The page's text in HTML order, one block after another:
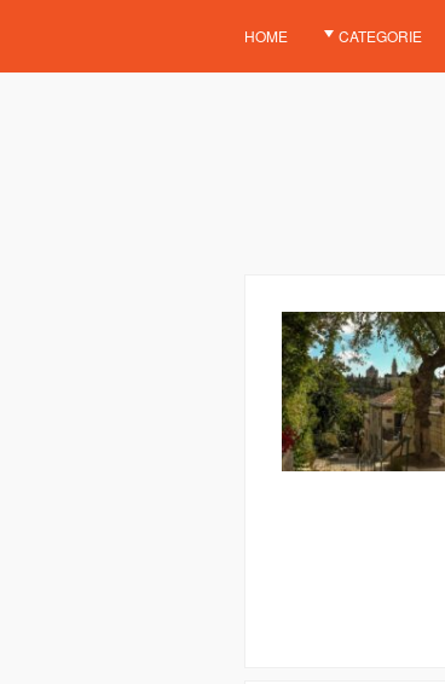
HOME CATEGORIE